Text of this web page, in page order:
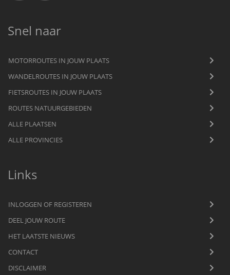
Snel naar
MOTORROUTES IN JOUW PLAATS
WANDELROUTES IN JOUW PLAATS
FIETSROUTES IN JOUW PLAATS
ROUTES NATUURGEBIEDEN
ALLE PLAATSEN
ALLE PROVINCIES
Links
INLOGGEN OF REGISTEREN
DEEL JOUW ROUTE
HET LAATSTE NIEUWS
CONTACT
DISCLAIMER